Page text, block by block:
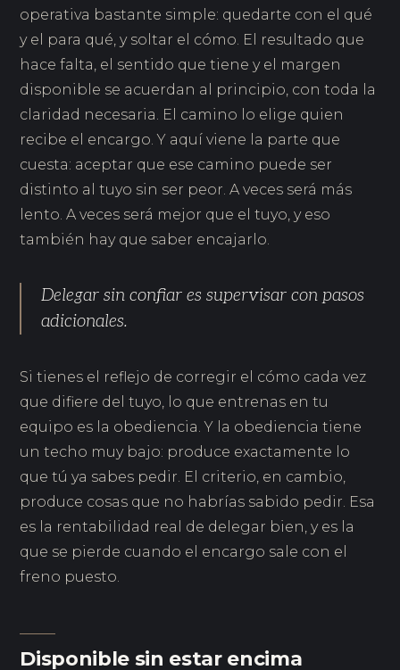
operativa bastante simple: quedarte con el qué
y el para qué, y soltar el cómo. El resultado que
hace falta, el sentido que tiene y el margen
disponible se acuerdan al principio, con toda la
claridad necesaria. El camino lo elige quien
recibe el encargo. Y aquí viene la parte que
cuesta: aceptar que ese camino puede ser
distinto al tuyo sin ser peor. A veces será más
lento. A veces será mejor que el tuyo, y eso
también hay que saber encajarlo.
Delegar sin confiar es supervisar con pasos
adicionales.
Si tienes el reflejo de corregir el cómo cada vez
que difiere del tuyo, lo que entrenas en tu
equipo es la obediencia. Y la obediencia tiene
un techo muy bajo: produce exactamente lo
que tú ya sabes pedir. El criterio, en cambio,
produce cosas que no habrías sabido pedir. Esa
es la rentabilidad real de delegar bien, y es la
que se pierde cuando el encargo sale con el
freno puesto.
Disponible sin estar encima